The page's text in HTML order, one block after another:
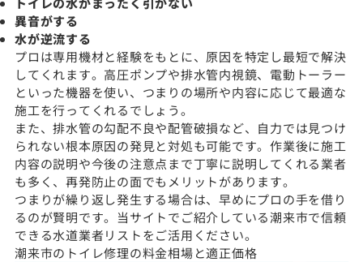
異音がする
水が逆流する
プロは専用機材と経験をもとに、原因を特定し最短で解決
してくれます。高圧ポンプや排水管内視鏡、電動トーラー
といった機器を使い、つまりの場所や内容に応じて最適な
施工を行ってくれるでしょう。
また、排水管の勾配不良や配管破損など、自力では見つけ
られない根本原因の発見と対処も可能です。作業後に施工
内容の説明や今後の注意点まで丁寧に説明してくれる業者
も多く、再発防止の面でもメリットがあります。
つまりが繰り返し発生する場合は、早めにプロの手を借り
るのが賢明です。当サイトでご紹介している潮来市で信頼
できる水道業者リストをご活用ください。
潮来市のトイレ修理の料金相場と適正価格